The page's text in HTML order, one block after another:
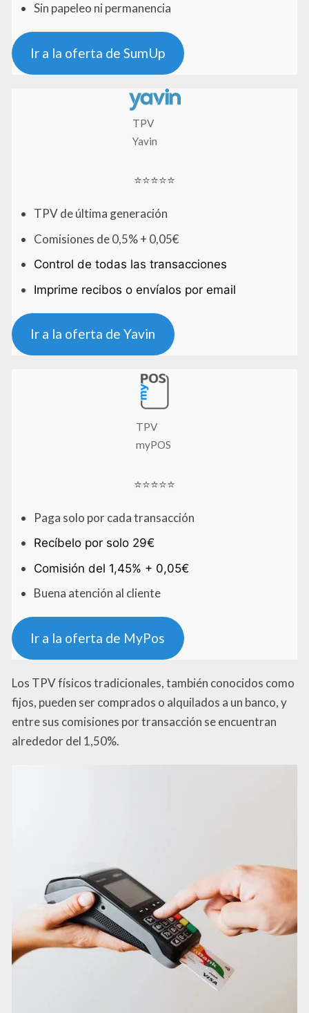
Sin papeleo ni permanencia
Ir a la oferta de SumUp
TPV
Yavin
⭐⭐⭐⭐⭐
TPV de última generación
Comisiones de 0,5% + 0,05€
Control de todas las transacciones
Imprime recibos o envíalos por email
Ir a la oferta de Yavin
TPV
myPOS
⭐⭐⭐⭐⭐
Paga solo por cada transacción
Recíbelo por solo 29€
Comisión del 1,45% + 0,05€
Buena atención al cliente
Ir a la oferta de MyPos
Los TPV físicos tradicionales, también conocidos como
fijos, pueden ser comprados o alquilados a un banco, y
entre sus comisiones por transacción se encuentran
alrededor del 1,50%.